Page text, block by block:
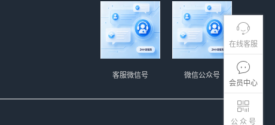
在线客服
会员中心
公 众 号
微信公众号
客服微信号